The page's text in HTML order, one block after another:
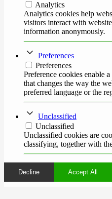
Analytics
Analytics cookies help
visitors interact with
information anonymously.
Preferences
Preferences
Preference cookies enable
that changes the way the
preferred language or the
Unclassified
Unclassified
Unclassified cookies are
classifying, together with
Decline Accept All